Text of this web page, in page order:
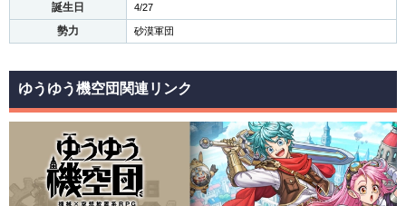
誕生日 4/27
勢力 砂漠軍団
ゆうゆう機空団関連リンク